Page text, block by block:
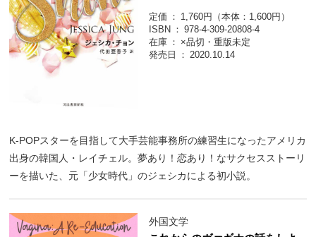
定価
1,760円（本体：1,600円）
ISBN
978-4-309-20808-4
在庫
×品切・重版未定
発売日
2020.10.14
K-POPスターを目指して大手芸能事務所の練習生になったアメリカ
出身の韓国人・レイチェル。夢あり！恋あり！なサクセスストーリ
ーを描いた、元「少女時代」のジェシカによる初小説。
外国文学